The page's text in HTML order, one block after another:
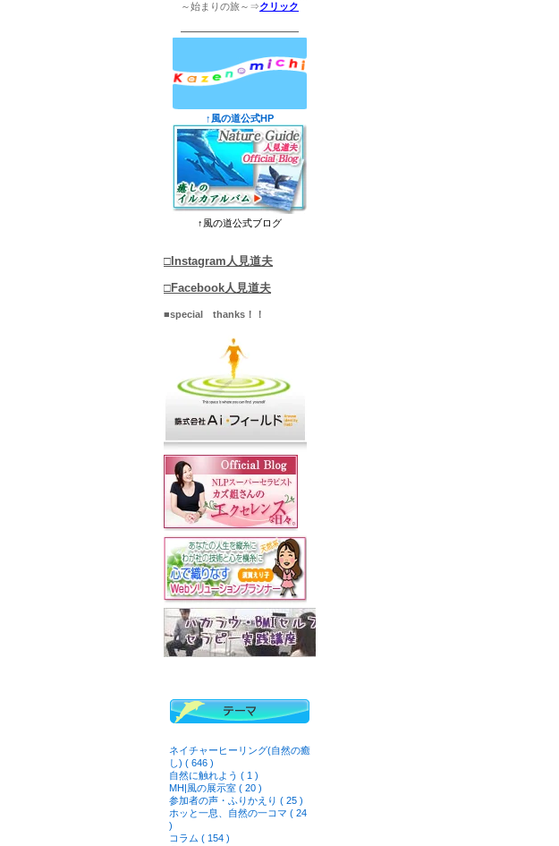
～始まりの旅～⇒クリック
――――――――――――
↑風の道公式HP
↑風の道公式ブログ
□Instagram人見道夫
□Facebook人見道夫
■special thanks！！
ネイチャーヒーリング(自然の癒
し) ( 646 )
自然に触れよう ( 1 )
MH|風の展示室 ( 20 )
参加者の声・ふりかえり ( 25 )
ホッと一息、自然の一コマ ( 24
)
コラム ( 154 )